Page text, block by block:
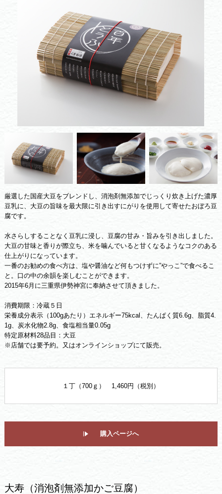
厳選した国産大豆をブレンドし、消泡剤無添加でじっくり炊き上げた濃厚
豆乳に、大豆の旨味を最大限に引き出すにがりを使用して寄せたおぼろ豆
腐です。
水さらしすることなく豆乳に浸し、豆腐の甘み・旨みを引き出しました。
大豆の甘味と香りが際立ち、米を噛んでいると甘くなるようなコクのある
仕上がりになっています。
一番のお勧めの食べ方は、塩や醤油など何もつけずに”やっこ”で食べるこ
と。口の中の余韻を楽しむことができます。
2015年6月に三重県伊勢神宮に奉納させて頂きました。
消費期限：冷蔵５日
栄養成分表示（100gあたり）エネルギー75kcal、たんぱく質6.6g、脂質4.
1g、炭水化物2.8g、食塩相当量0.05g
特定原材料28品目：大豆
※店舗では要予約。又はオンラインショップにて販売。
１丁（700ｇ） 1,460円（税別）
購入ページへ
大寿（消泡剤無添加かご豆腐）